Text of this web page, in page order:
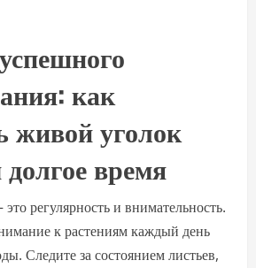
как
живой уголок
время
регулярность и внимательность.
к растениям каждый день
Следите за состоянием листьев,